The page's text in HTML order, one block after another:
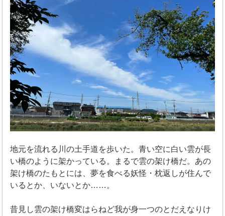
地元を流れる川の土手道を歩いた。青い空に白い雲が長
い橋のように架かっている。まるで雲の架け橋だ。あの
架け橋のたもとには、夢を食べる妖怪・枕返しが住んで
いるとか、いないとか……。
昔見し雲の架け橋変はらねど我が身一つのとだえなりけ